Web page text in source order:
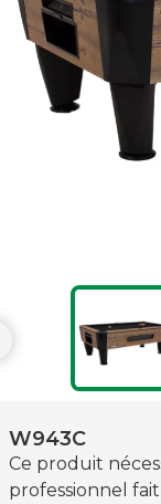
W943C
Ce produit
professionnel